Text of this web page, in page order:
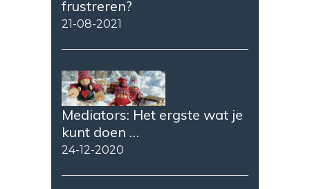
frustreren?
21-08-2021
Mediators: Het ergste wat je
kunt doen …
24-12-2020